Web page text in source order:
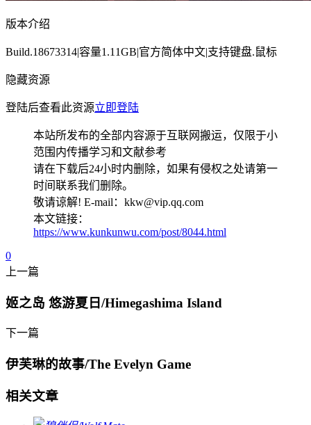
版本介绍
Build.18673314|容量1.11GB|官方简体中文|支持键盘.鼠标
隐藏资源
登陆后查看此资源立即登陆
本站所发布的全部内容源于互联网搬运，仅限于小
范围内传播学习和文献参考
请在下载后24小时内删除，如果有侵权之处请第一
时间联系我们删除。
敬请谅解! E-mail：kkw@vip.qq.com
本文链接：
https://www.kunkunwu.com/post/8044.html
0
上一篇
姬之岛 悠游夏日/Himegashima Island
下一篇
伊芙琳的故事/The Evelyn Game
相关文章